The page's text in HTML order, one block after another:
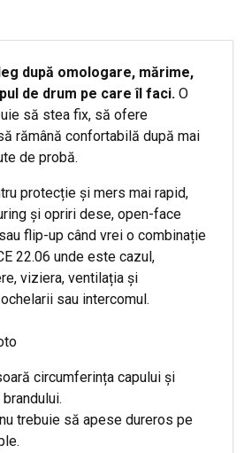
după omologare, mărime,
de drum pe care îl faci. O
să stea fix, să ofere
rămână confortabilă după mai
de probă.
protecție și mers mai rapid,
și opriri dese, open-face
flip-up când vrei o combinație
22.06 unde este cazul,
viziera, ventilația și
sau intercomul.
circumferința capului și
trebuie să apese dureros pe